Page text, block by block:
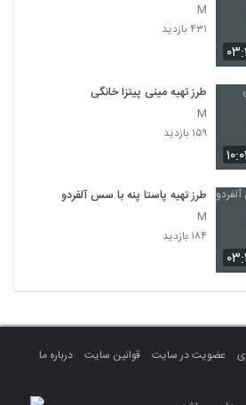
M
۴۳۱ بازدید
۱۰:۰۱
طرز تهیه مینی پیتزا خانگی
M
۱۵۹ بازدید
طرز تهیه پاستا پنه با سس آلفردو
M
۱۸۴ بازدید
عضویت در سایت قوانین سایت
درباره ما